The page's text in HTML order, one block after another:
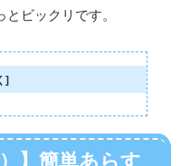
ビックリです。
】簡単あらす